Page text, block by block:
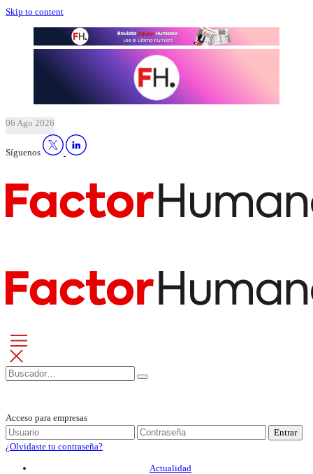
Skip to content
06 Ago 2026
Síguenos
Acceso para empresas
Entrar
¿Olvidaste tu contraseña?
Actualidad